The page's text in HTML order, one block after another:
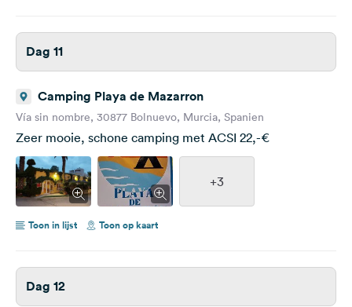
Dag 11
Camping Playa de Mazarron
Vía sin nombre, 30877 Bolnuevo, Murcia, Spanien
Zeer mooie, schone camping met ACSI 22,-€
+3
Toon in lijst Toon op kaart
Dag 12